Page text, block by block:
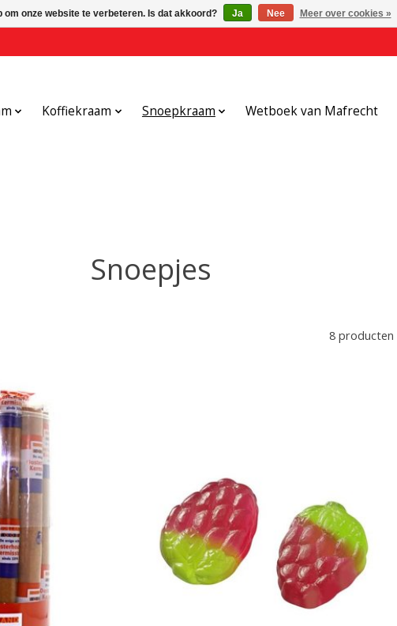
Koffiekraam Snoepkraam Wetboek van Mafrecht
Snoepjes
8 producten
om onze website te verbeteren. Is dat akkoord? Ja Nee Meer over cookies »